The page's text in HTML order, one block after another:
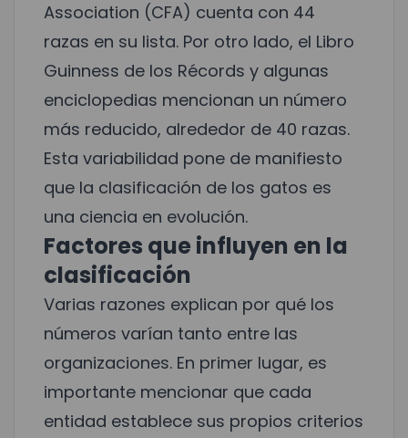
Association (CFA) cuenta con 44
razas en su lista. Por otro lado, el Libro
Guinness de los Récords y algunas
enciclopedias mencionan un número
más reducido, alrededor de 40 razas.
Esta variabilidad pone de manifiesto
que la clasificación de los gatos es
una ciencia en evolución.
Factores que influyen en la
clasificación
Varias razones explican por qué los
números varían tanto entre las
organizaciones. En primer lugar, es
importante mencionar que cada
entidad establece sus propios criterios